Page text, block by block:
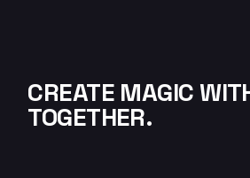
CREATE MAGIC
TOGETHER.